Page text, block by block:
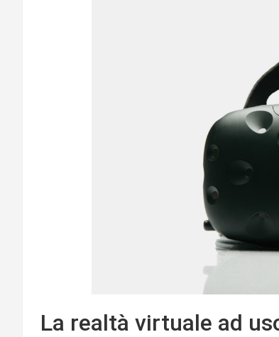
La realtà virtuale ad